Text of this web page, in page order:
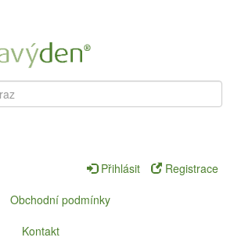
Přihlásit
Registrace
Obchodní podmínky
Kontakt